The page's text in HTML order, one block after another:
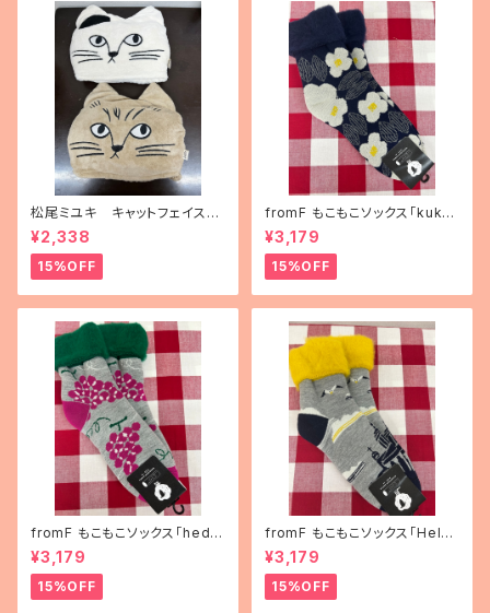
松尾ミユキ キャットフェイスブ
ランケット
¥2,338
15%OFF
fromF もこもこソックス「kukka
puutarha（花畑）」
¥3,179
15%OFF
fromF もこもこソックス「hedel
mä（果物）」
¥3,179
15%OFF
fromF もこもこソックス「Helsi
nki（ヘルシンキ）」
¥3,179
15%OFF